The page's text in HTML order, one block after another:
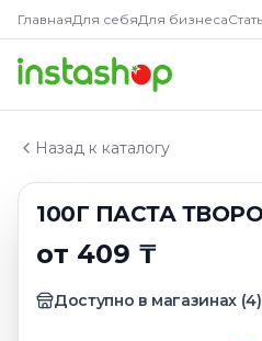
ГлавнаяДля себяДля бизнеса
Назад к каталогу
100Г ПАСТА
от 409 ₸
Доступно в магазинах (4)
Главная
Каталог
Десерты молочно-
100Г ПАСТА ТВОРОЖН
Купить100Г